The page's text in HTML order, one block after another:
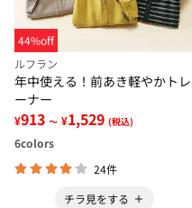
44%off
ルフラン
年中使える！前あき軽やかトレ
ーナー
¥913 ～ ¥1,529 (税込)
6colors
24件
チラ見をする